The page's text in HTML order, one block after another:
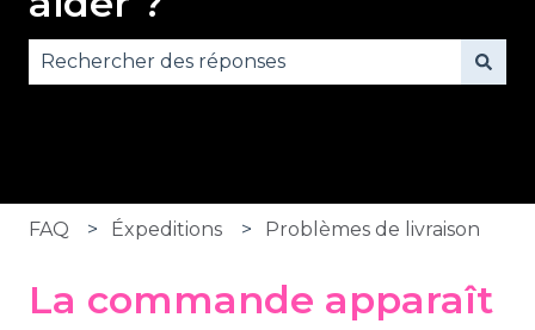
FAQ Éxpeditions Problèmes de livraison
La commande apparaît